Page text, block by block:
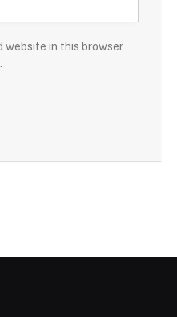
website in this browser